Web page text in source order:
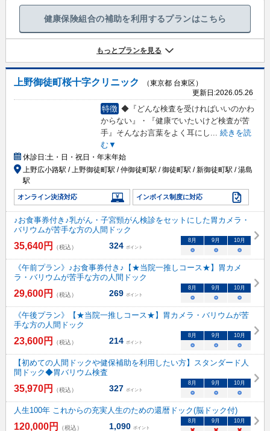
健康保険組合の補助を利用するプランはこちら
もっとプランを見る
上野御徒町桜十字クリニック
（東京都 台東区）
更新日:2026.05.26
特徴 ◆『どんな検査を受ければいいのかわ
からない』・『健康でいたいけど検査が苦
手』そんなお言葉をよく耳にし ... 続きを読
む▼
休診日:土・日・祝日・年末年始
上野広小路駅 / 上野御徒町駅 / 仲御徒町駅 / 御徒町駅 / 新御徒町駅 / 湯島
駅
オンライン決済対応 インボイス制度に対応
♪お食事券付き♪乳がん・子宮頸がん検診をセットにした胃カメラ・
バリウムが苦手な方の人間ドック
35,640円 （税込） 324 ポイント
8月 9月 10月
○ ○ ○
《午前プラン》♪お食事券付き♪【★当院一推しコース★】胃カメ
ラ・バリウムが苦手な方の人間ドック
29,600円 （税込） 269 ポイント
8月 9月 10月
○ ○ ○
《午後プラン》【★当院一推しコース★】胃カメラ・バリウムが苦
手な方の人間ドック
23,600円 （税込） 214 ポイント
8月 9月 10月
○ ○ ○
【初めての人間ドックや健保補助を利用したい方】スタンダード人
間ドック◆胃バリウム検査
35,970円 （税込） 327 ポイント
8月 9月 10月
○ ○ ○
人生100年 これからの充実人生のための還暦ドック(脳ドック付)
120,000円 （税込） 1,090 ポイント
8月 9月 10月